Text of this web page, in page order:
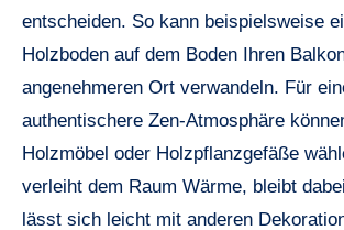
entscheiden. So kann beispielsweise
Holzboden auf dem Boden Ihren
angenehmeren Ort verwandeln. Für
authentischere Zen-Atmosphäre
Holzmöbel oder Holzpflanzgefäße
verleiht dem Raum Wärme, bleibt
lässt sich leicht mit anderen